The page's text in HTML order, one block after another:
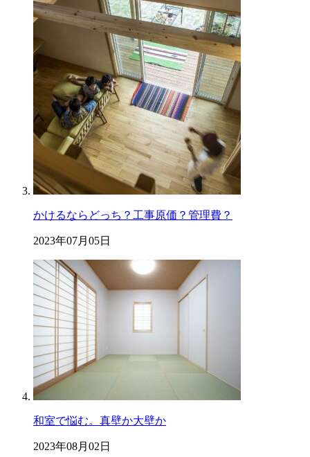
かけるならどっち？工事原価？管理費？
2023年07月05日
和室で悩む。真壁か大壁か
2023年08月02日